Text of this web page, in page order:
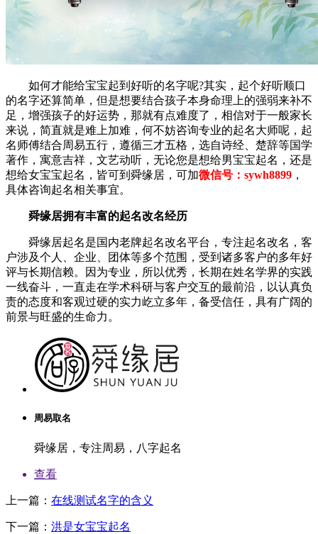
如何才能给宝宝起到好听的名字呢?其实，起个好听顺口
的名字还算简单，但是想要结合孩子本身命理上的强弱来补不
足，增强孩子的好运势，那就有点难度了，相信对于一般家长
来说，简直就是难上加难，何不妨咨询专业的起名大师呢，起
名师傅结合周易五行，遵循三才五格，选自诗经、楚辞等国学
著作，寓意吉祥，文艺动听，无论您是想给男宝宝起名，还是
想给女宝宝起名，皆可到舜缘居，可加微信号：sywh8899 ，
具体咨询起名相关事宜。
舜缘居拥有丰富的起名改名经历
舜缘居起名是国内老牌起名改名平台，专注起名改名，客
户涉及个人、企业、团体等多个范围，受到诸多客户的多年好
评与长期信赖。因为专业，所以优秀，长期在姓名学界的实践
一线奋斗，一直走在学术科研与客户交互的最前沿，以认真负
责的态度和客观过硬的实力屹立多年，备受信任，具有广阔的
前景与旺盛的生命力。
周易取名
舜缘居，专注周易，八字起名
查看
上一篇： 在线测试名字的含义
下一篇： 洪是女宝宝起名